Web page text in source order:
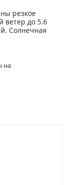
резкое
ветер до 5.6
Солнечная
на